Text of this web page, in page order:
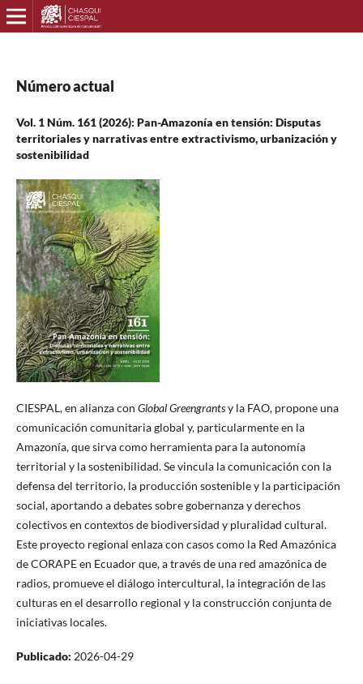
Número actual
Vol. 1 Núm. 161 (2026): Pan-Amazonía en tensión: Disputas
territoriales y narrativas entre extractivismo, urbanización y
sostenibilidad
CIESPAL, en alianza con Global Greengrantsy la FAO, propone una
comunicación comunitaria global y, particularmente en la
Amazonía, que sirva como herramienta para la autonomía
territorial y la sostenibilidad. Se vincula la comunicación con la
defensa del territorio, la producción sostenible y la participación
social, aportando a debates sobre gobernanza y derechos
colectivos en contextos de biodiversidad y pluralidad cultural.
Este proyecto regional enlaza con casos como la Red Amazónica
de CORAPE en Ecuador que, a través de una red amazónica de
radios, promueve el diálogo intercultural, la integración de las
culturas en el desarrollo regional y la construcción conjunta de
iniciativas locales.
Publicado: 2026-04-29